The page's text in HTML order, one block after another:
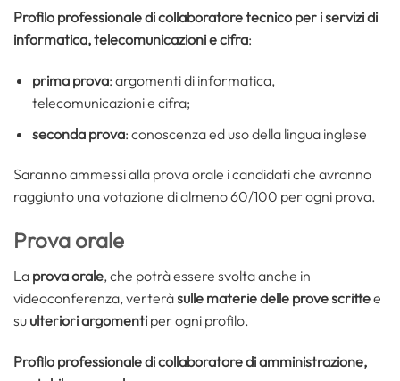
Profilo professionale di collaboratore tecnico per i servizi di
informatica, telecomunicazioni e cifra:
prima prova: argomenti di informatica,
telecomunicazioni e cifra;
seconda prova: conoscenza ed uso della lingua inglese
Saranno ammessi alla prova orale i candidati che avranno
raggiunto una votazione di almeno 60/100 per ogni prova.
Prova orale
La prova orale, che potrà essere svolta anche in
videoconferenza, verteràsulle materie delle prove scrittee
su ulteriori argomenti per ogni profilo.
Profilo professionale di collaboratore di amministrazione,